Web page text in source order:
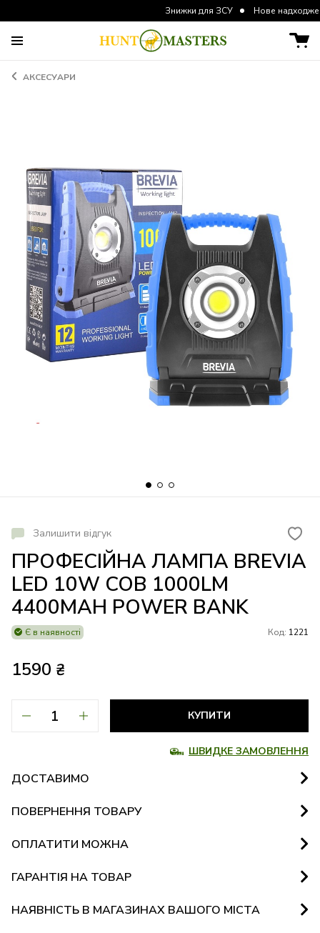
Знижки для ЗСУ Нове надходження
АКСЕСУАРИ
Залишити відгук
ПРОФЕСІЙНА ЛАМПА BREVIA
LED 10W COB 1000LM
4400MAH POWER BANK
Є в наявності Код: 1221
1590 ₴
КУПИТИ
ШВИДКЕ ЗАМОВЛЕННЯ
ДОСТАВИМО
ПОВЕРНЕННЯ ТОВАРУ
ОПЛАТИТИ МОЖНА
ГАРАНТІЯ НА ТОВАР
НАЯВНІСТЬ В МАГАЗИНАХ ВАШОГО МІСТА